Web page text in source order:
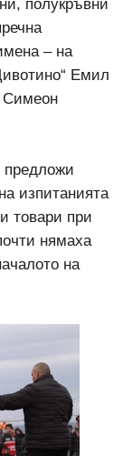
полукръвни
– на
Емил
Симеон
предложи
изпитанията
товари при
нямаха
на